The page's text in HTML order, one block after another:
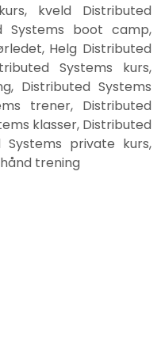
kveld Distributed
Systems boot camp,
Helg Distributed
Systems kurs,
Distributed Systems
trener, Distributed
klasser, Distributed
Systems private kurs,
trening